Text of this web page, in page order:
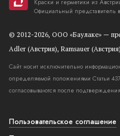
Краски и герметики из
Официальный представитель
© 2012-2026, OOO «Баулаке» —
Adler (Австрия), Ramsauer
Сайт носит исключительно
определяемой положениями Статьи
согласовываются после
Пользовательское соглашение